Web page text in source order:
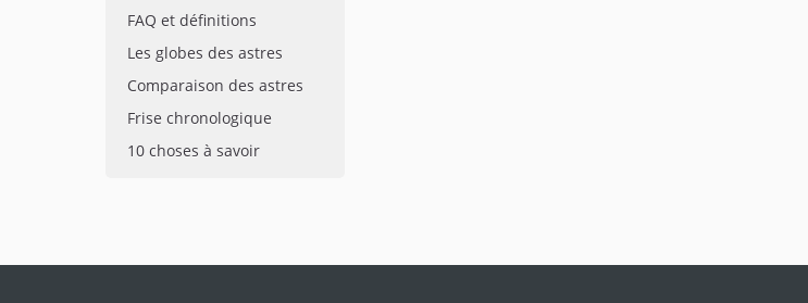
FAQ et définitions
Les globes des astres
Comparaison des astres
Frise chronologique
10 choses à savoir